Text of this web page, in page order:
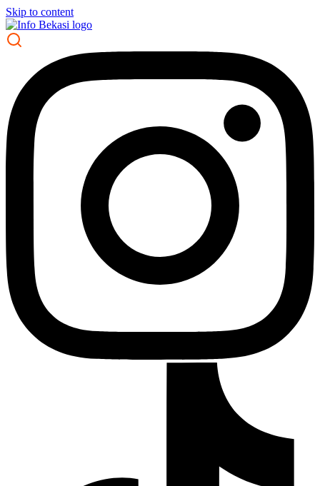
Skip to content